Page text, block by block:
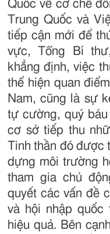
Quốc về cơ chế
Trung Quốc và
tiếp cận mới để
vực, Tổng Bí
khẳng định, việc
thể hiện quan
Nam, cũng là sự
tự cường, quý
cơ sở tiếp thu
Tinh thần đó được
dựng môi trường
tham gia chủ
quyết các vấn đề
và hội nhập quốc
hiệu quả. Bên